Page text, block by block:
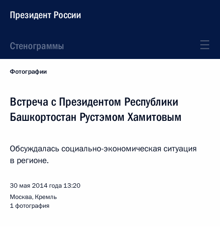
Президент России
Стенограммы
Фотографии
Встреча с Президентом Республики
Башкортостан Рустэмом Хамитовым
Обсуждалась социально-экономическая ситуация
в регионе.
30 мая 2014 года 13:20
Москва, Кремль
1 фотография